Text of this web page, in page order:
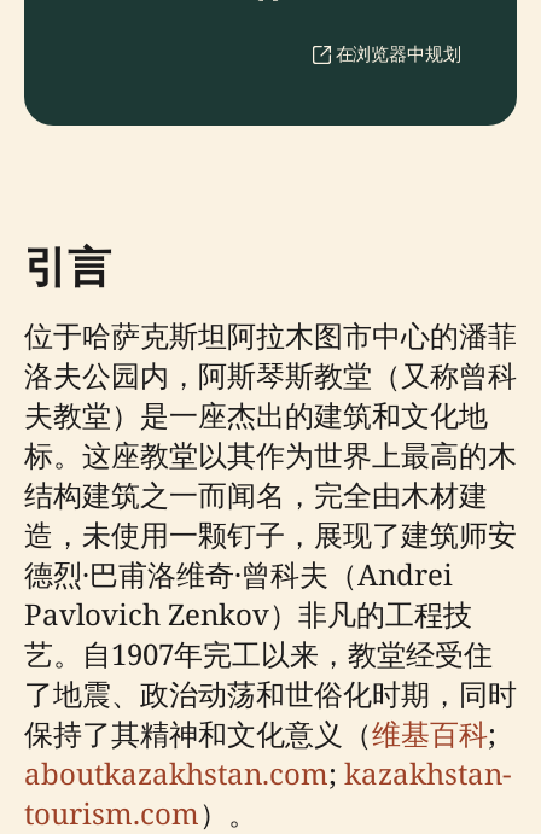
在浏览器中规划
引言
位于哈萨克斯坦阿拉木图市中心的潘菲
洛夫公园内，阿斯琴斯教堂（又称曾科
夫教堂）是一座杰出的建筑和文化地
标。这座教堂以其作为世界上最高的木
结构建筑之一而闻名，完全由木材建
造，未使用一颗钉子，展现了建筑师安
德烈·巴甫洛维奇·曾科夫（Andrei
Pavlovich Zenkov）非凡的工程技
艺。自1907年完工以来，教堂经受住
了地震、政治动荡和世俗化时期，同时
保持了其精神和文化意义（维基百科;
aboutkazakhstan.com; kazakhstan-
tourism.com）。